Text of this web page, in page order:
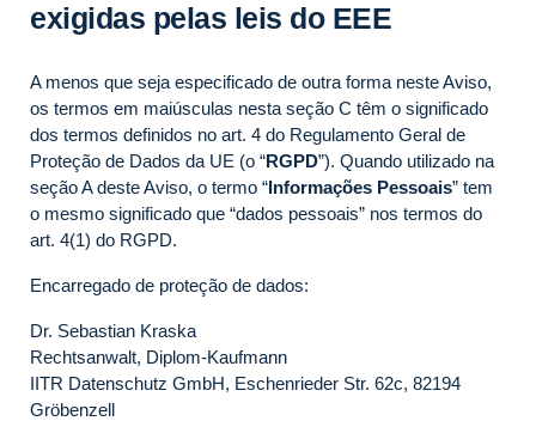
exigidas pelas leis do EEE
A menos que seja especificado de outra forma neste Aviso,
os termos em maiúsculas nesta seção C têm o significado
dos termos definidos no art. 4 do Regulamento Geral de
Proteção de Dados da UE (o “RGPD”). Quando utilizado na
seção A deste Aviso, o termo “Informações Pessoais” tem
o mesmo significado que “dados pessoais” nos termos do
art. 4(1) do RGPD.
Encarregado de proteção de dados:
Dr. Sebastian Kraska
Rechtsanwalt, Diplom-Kaufmann
IITR Datenschutz GmbH, Eschenrieder Str. 62c, 82194
Gröbenzell